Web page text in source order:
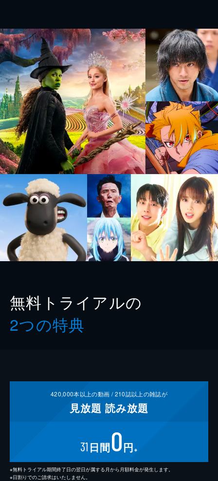
無料トライアルの
2つの特典
420,000本以上の動画 /210誌以上の雑誌が
見放題 読み放題
31 日間0円 ※
※無料トライアル期間終了日の翌日が属する月から月額料金が発生します。
※日割りでのご請求はいたしません。